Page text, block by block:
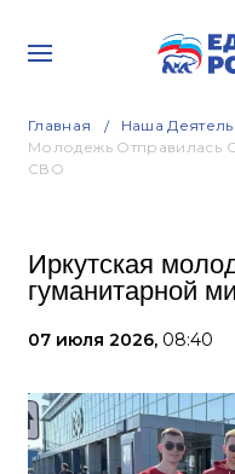
Главная Наша
Молодежь Отправилась
СВО
Иркутская
гуманитарной
07 июля 2026, 08:40